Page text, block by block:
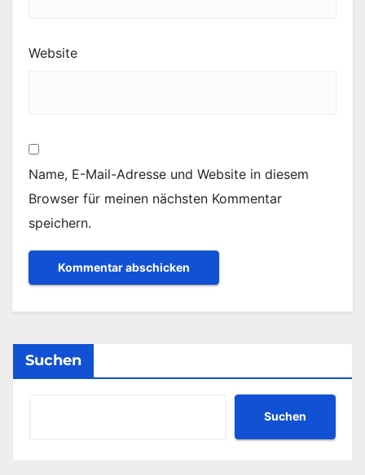
Website
Name, E-Mail-Adresse und Website in diesem
Browser für meinen nächsten Kommentar
speichern.
Suchen
Suchen